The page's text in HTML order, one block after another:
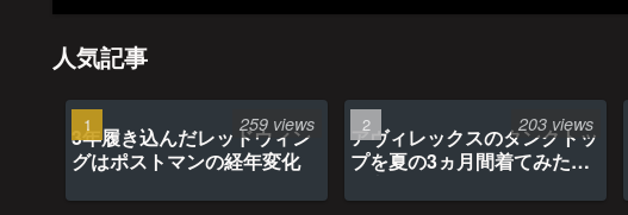
人気記事
3年履き込んだレッドウィン
グはポストマンの経年変化
259 views
アヴィレックスのタンクトッ
プを夏の3ヵ月間着てみたら
203 views